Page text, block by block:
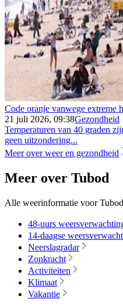
Code oranje vanwege extreme
21 juli 2026, 09:38Gezondheid
Temperaturen van 40 graden
geen uitzondering...
Meer over weer en gezondheid
Meer over Tubod
Alle weerinformatie voor Tubod
48-uurs
14-daagse
Neerslagradar
Zonkracht
Activiteiten
Klimaat
Vakantie